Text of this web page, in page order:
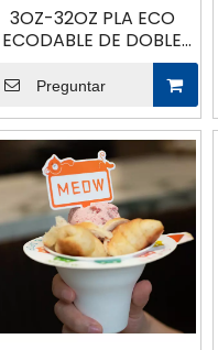
3OZ-32OZ PLA ECO
ECODABLE DE DOBLE
RAPLE MULL CAFÉ CAFÉ
CAFÉ CAFÉ CAFÉ CON
MANEGAS Y TAPAS
Preguntar